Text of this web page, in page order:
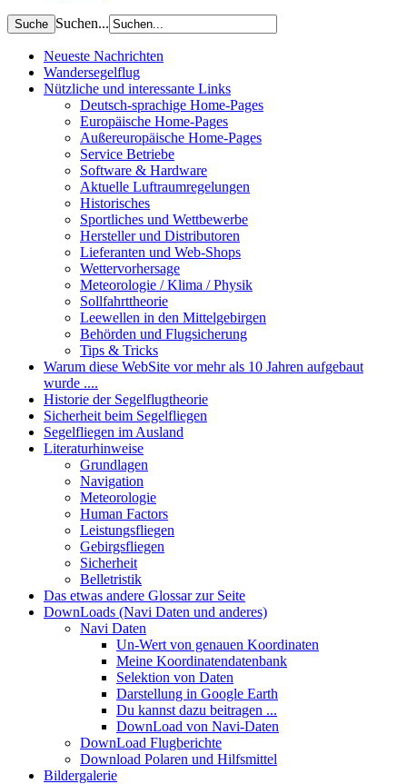
Suchen...
Neueste Nachrichten
Wandersegelflug
Nützliche und interessante Links
Deutsch-sprachige Home-Pages
Europäische Home-Pages
Außereuropäische Home-Pages
Service Betriebe
Software & Hardware
Aktuelle Luftraumregelungen
Historisches
Sportliches und Wettbewerbe
Hersteller und Distributoren
Lieferanten und Web-Shops
Wettervorhersage
Meteorologie / Klima / Physik
Sollfahrttheorie
Leewellen in den Mittelgebirgen
Behörden und Flugsicherung
Tips & Tricks
Warum diese WebSite vor mehr als 10 Jahren aufgebaut
wurde ....
Historie der Segelflugtheorie
Sicherheit beim Segelfliegen
Segelfliegen im Ausland
Literaturhinweise
Grundlagen
Navigation
Meteorologie
Human Factors
Leistungsfliegen
Gebirgsfliegen
Sicherheit
Belletristik
Das etwas andere Glossar zur Seite
DownLoads (Navi Daten und anderes)
Navi Daten
Un-Wert von genauen Koordinaten
Meine Koordinatendatenbank
Selektion von Daten
Darstellung in Google Earth
Du kannst dazu beitragen ...
DownLoad von Navi-Daten
DownLoad Flugberichte
Download Polaren und Hilfsmittel
Bildergalerie